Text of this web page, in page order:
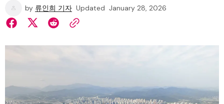
by 류인희 기자 Updated January 28, 2026